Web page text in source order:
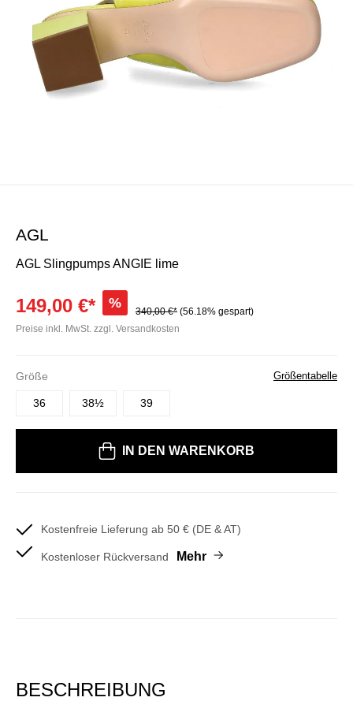
AGL
AGL Slingpumps ANGIE lime
149,00 €* %
340,00 €* (56.18% gespart)
Preise inkl. MwSt. zzgl. Versandkosten
Größe Größentabelle
36 38½ 39
IN DEN WARENKORB
Kostenfreie Lieferung ab 50 € (DE & AT)
Kostenloser Rückversand Mehr
BESCHREIBUNG